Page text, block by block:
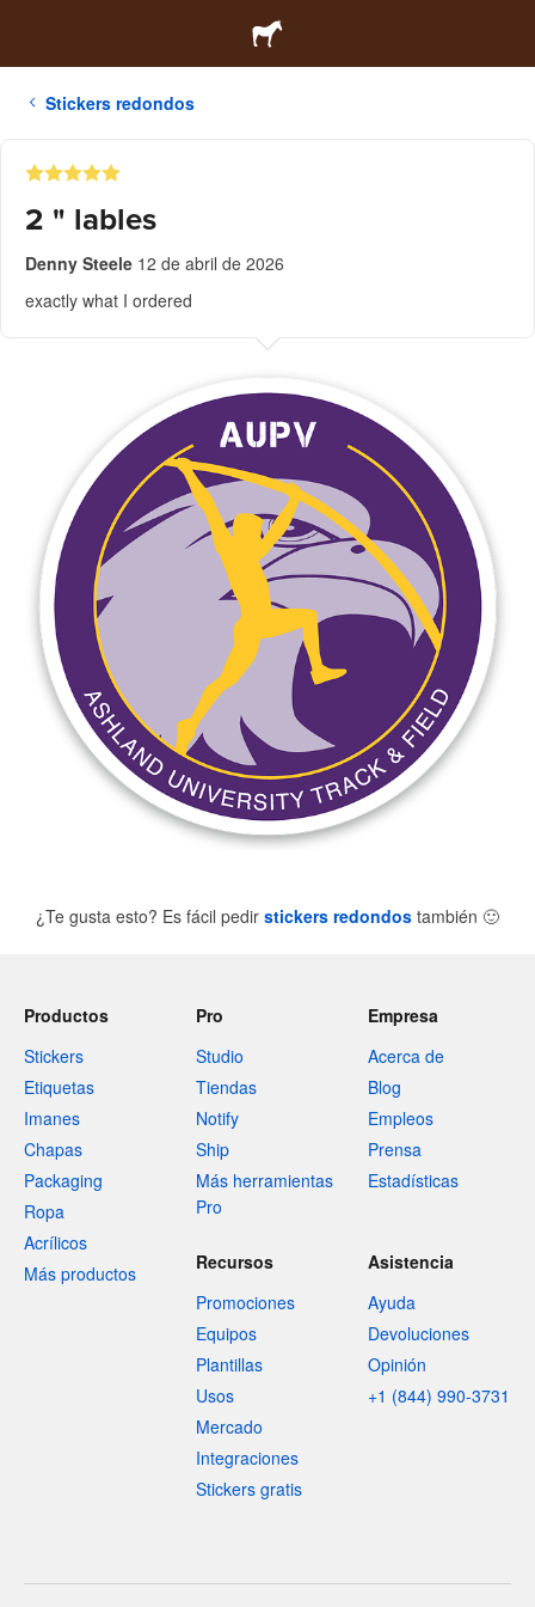
Stickers redondos
2 " lables
Denny Steele 12 de abril de 2026
exactly what I ordered
¿Te gusta esto? Es fácil pedir stickers redondos también 🙂
Productos
Stickers
Etiquetas
Imanes
Chapas
Packaging
Ropa
Acrílicos
Más productos
Pro
Studio
Tiendas
Notify
Ship
Más herramientas
Pro
Empresa
Acerca de
Blog
Empleos
Prensa
Estadísticas
Recursos
Promociones
Equipos
Plantillas
Usos
Mercado
Integraciones
Stickers gratis
Asistencia
Ayuda
Devoluciones
Opinión
+1 (844) 990-3731